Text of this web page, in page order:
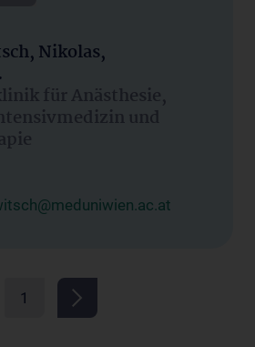
Nikolas,
für Anästhesie,
und
1